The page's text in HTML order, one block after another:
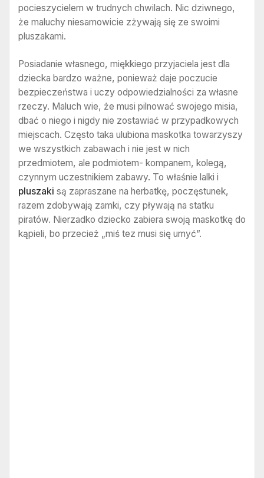
pocieszycielem w trudnych chwilach. Nic dziwnego,
że maluchy niesamowicie zżywają się ze swoimi
pluszakami.
Posiadanie własnego, miękkiego przyjaciela jest dla
dziecka bardzo ważne, ponieważ daje poczucie
bezpieczeństwa i uczy odpowiedzialności za własne
rzeczy. Maluch wie, że musi pilnować swojego misia,
dbać o niego i nigdy nie zostawiać w przypadkowych
miejscach. Często taka ulubiona maskotka towarzyszy
we wszystkich zabawach i nie jest w nich
przedmiotem, ale podmiotem- kompanem, kolegą,
czynnym uczestnikiem zabawy. To właśnie lalki i
pluszaki są zapraszane na herbatkę, poczęstunek,
razem zdobywają zamki, czy pływają na statku
piratów. Nierzadko dziecko zabiera swoją maskotkę do
kąpieli, bo przecież „miś tez musi się umyć”.